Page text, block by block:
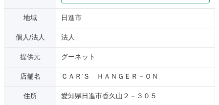
地域 日進市
個人/法人 法人
提供元 グーネット
店舗名 ＣＡＲ’Ｓ ＨＡＮＧＥＲ－ＯＮ
住所 愛知県日進市香久山２－３０５